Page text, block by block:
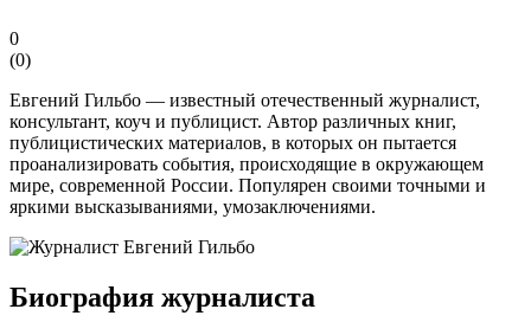
0
(0)
Евгений Гильбо — известный отечественный журналист,
консультант, коуч и публицист. Автор различных книг,
публицистических материалов, в которых он пытается
проанализировать события, происходящие в окружающем
мире, современной России. Популярен своими точными и
яркими высказываниями, умозаключениями.
Биография журналиста